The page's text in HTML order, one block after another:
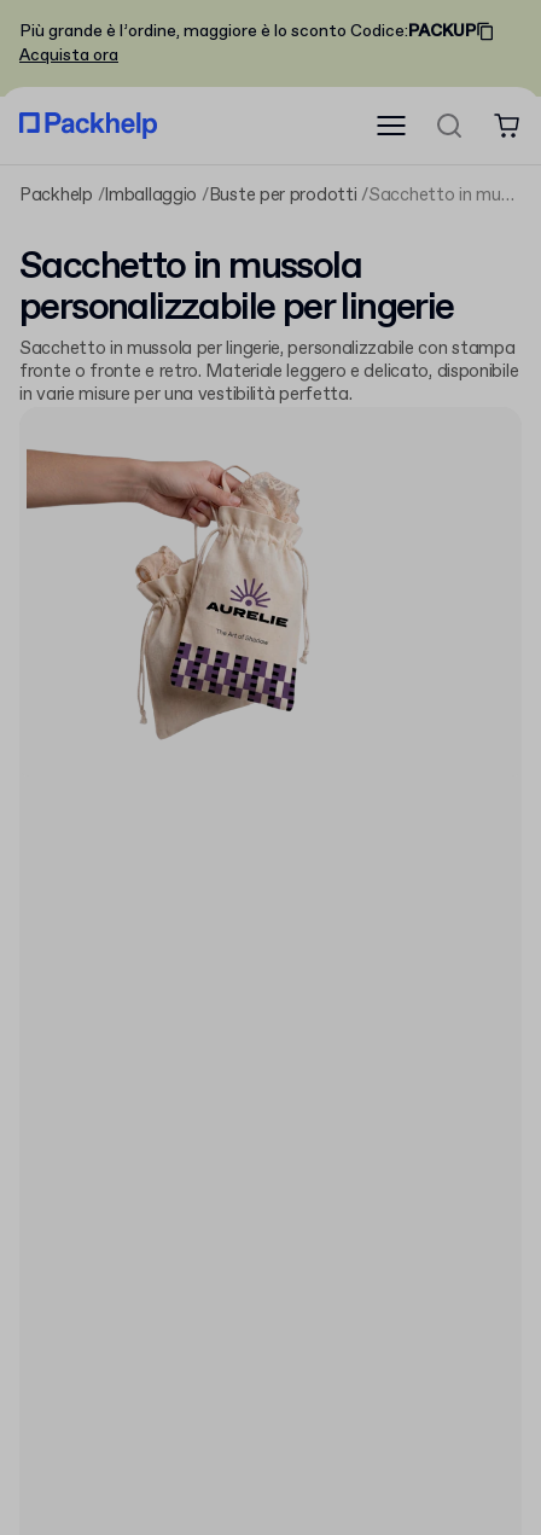
Più grande è l’ordine, maggiore è lo sconto Codice:PACKUP
Acquista ora
Packhelp Imballaggio Buste per prodotti Sacchetto in mussola personalizzabile per lingerie
Sacchetto in mussola
personalizzabile per lingerie
Sacchetto in mussola per lingerie, personalizzabile con stampa
fronte o fronte e retro. Materiale leggero e delicato, disponibile
in varie misure per una vestibilità perfetta.